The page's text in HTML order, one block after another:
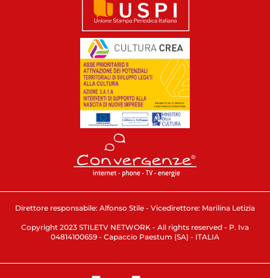
Direttore responsabile: Alfonso Stile - Vicedirettore: Marilina Letizia
Copyright 2023 STILETV NETWORK - All rights reserved - P. Iva
04814100659 - Capaccio Paestum (SA) - ITALIA